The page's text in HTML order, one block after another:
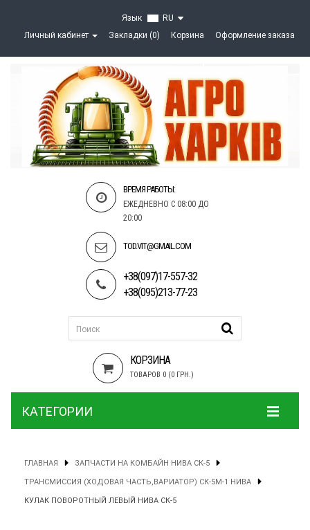
Язык
RU
Личный кабинет
Закладки (0) Корзина Оформление заказа
ВРЕМЯ РАБОТЫ:
ЕЖЕДНЕВНО С 08:00 ДО
20:00
TOD.VIT@GMAIL.COM
+38(097)17-557-32
+38(095)213-77-23
КОРЗИНА
ТОВАРОВ 0 (0 ГРН.)
КАТЕГОРИИ
ГЛАВНАЯ ЗАПЧАСТИ НА КОМБАЙН НИВА СК-5
ТРАНСМИССИЯ (ХОДОВАЯ ЧАСТЬ,ВАРИАТОР) СК-5М-1 НИВА
КУЛАК ПОВОРОТНЫЙ ЛЕВЫЙ НИВА СК-5